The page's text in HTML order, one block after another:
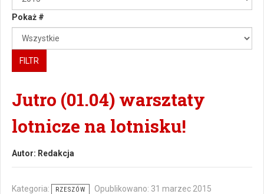
Pokaż #
FILTR
Jutro (01.04) warsztaty
lotnicze na lotnisku!
Autor: Redakcja
Kategoria: RZESZÓW
Opublikowano: 31 marzec 2015